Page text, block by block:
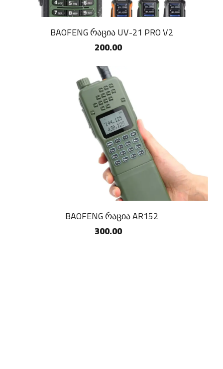
BAOFENG რაცია UV-21 PRO V2
200.00
BAOFENG რაცია AR152
300.00